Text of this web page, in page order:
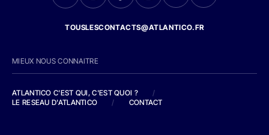
TOUSLESCONTACTS@ATLANTICO.FR
MIEUX NOUS CONNAITRE
ATLANTICO C'EST QUI, C'EST QUOI ?
/
LE RESEAU D'ATLANTICO
/ CONTACT